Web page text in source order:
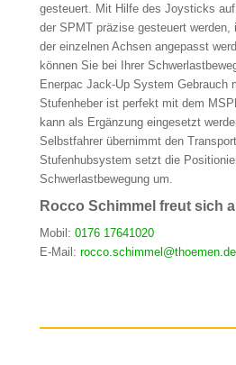
gesteuert. Mit Hilfe des Joysticks
der SPMT präzise gesteuert werden,
der einzelnen Achsen angepasst
können Sie bei Ihrer
Enerpac Jack-Up System Gebrauch
Stufenheber ist perfekt mit dem
kann als Ergänzung eingesetzt
Selbstfahrer übernimmt den
Stufenhubsystem setzt die
Schwerlastbewegung um.
Rocco Schimmel freut sich
Mobil: 0176 17641020
E-Mail: rocco.schimmel@thoemen.de